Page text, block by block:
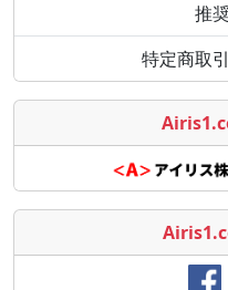
推
特定商取